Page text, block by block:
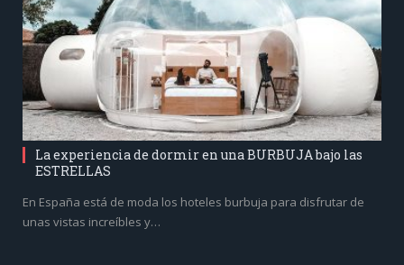
La experiencia de dormir en una BURBUJA bajo las
ESTRELLAS
En España está de moda los hoteles burbuja para disfrutar de
unas vistas increíbles y…